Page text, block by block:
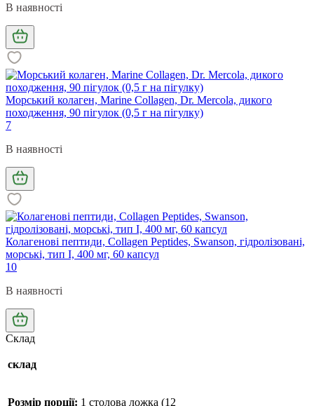
В наявності
Морський колаген, Marine Collagen, Dr. Mercola, дикого
походження, 90 пігулок (0,5 г на пігулку)
7
В наявності
Колагенові пептиди, Collagen Peptides, Swanson, гідролізовані,
морські, тип I, 400 мг, 60 капсул
10
В наявності
Склад
склад
Розмір порції: 1 столова ложка (12